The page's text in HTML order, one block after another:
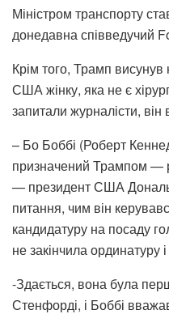
Міністром транспорту
донедавна співведучий
Крім того, Трамп висунув
США жінку, яка не є
запитали журналісти, він
– Бо Боббі (Роберт
призначений Трампом —
— президент США
питання, чим він
кандидатуру на посаду
не закінчила ординатуру
-Здається, вона була
Стенфорді, і Боббі